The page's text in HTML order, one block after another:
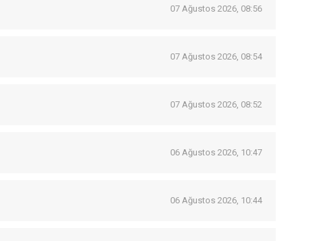
07 Ağustos 2026, 08:56
07 Ağustos 2026, 08:54
07 Ağustos 2026, 08:52
06 Ağustos 2026, 10:47
06 Ağustos 2026, 10:44